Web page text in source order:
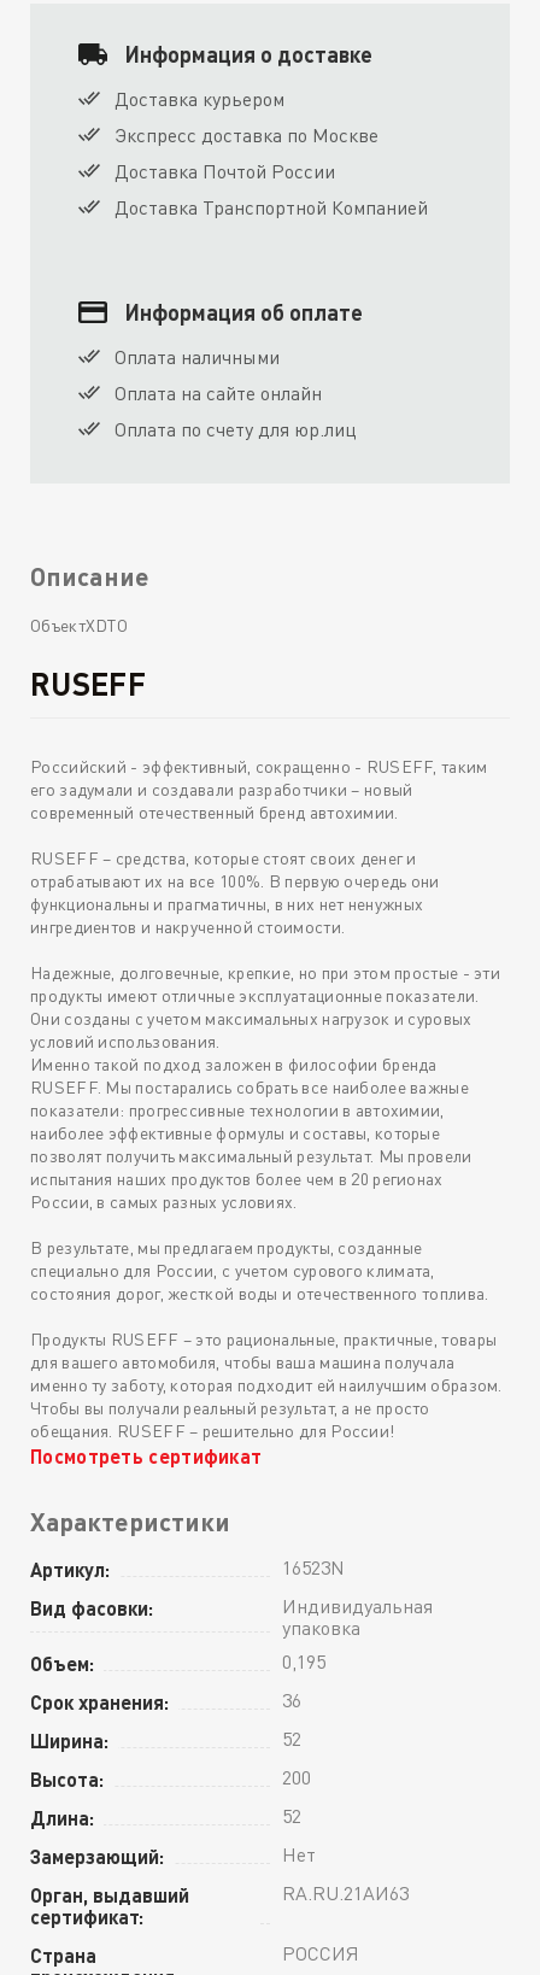
Информация о доставке
Доставка курьером
Экспресс доставка по Москве
Доставка Почтой России
Доставка Транспортной Компанией
Информация об оплате
Оплата наличными
Оплата на сайте онлайн
Оплата по счету для юр.лиц
Описание
ОбъектXDTO
RUSEFF
Российский - эффективный, сокращенно - RUSEFF, таким
его задумали и создавали разработчики – новый
современный отечественный бренд автохимии.
RUSEFF – средства, которые стоят своих денег и
отрабатывают их на все 100%. В первую очередь они
функциональны и прагматичны, в них нет ненужных
ингредиентов и накрученной стоимости.
Надежные, долговечные, крепкие, но при этом простые - эти
продукты имеют отличные эксплуатационные показатели.
Они созданы с учетом максимальных нагрузок и суровых
условий использования.
Именно такой подход заложен в философии бренда
RUSEFF. Мы постарались собрать все наиболее важные
показатели: прогрессивные технологии в автохимии,
наиболее эффективные формулы и составы, которые
позволят получить максимальный результат. Мы провели
испытания наших продуктов более чем в 20 регионах
России, в самых разных условиях.
В результате, мы предлагаем продукты, созданные
специально для России, с учетом сурового климата,
состояния дорог, жесткой воды и отечественного топлива.
Продукты RUSEFF – это рациональные, практичные, товары
для вашего автомобиля, чтобы ваша машина получала
именно ту заботу, которая подходит ей наилучшим образом.
Чтобы вы получали реальный результат, а не просто
обещания. RUSEFF – решительно для России!
Посмотреть сертификат
Характеристики
Артикул: 16523N
Вид фасовки:
Индивидуальная
упаковка
Объем: 0,195
Срок хранения: 36
Ширина: 52
Высота: 200
Длина: 52
Замерзающий: Нет
Орган, выдавший
сертификат:
RA.RU.21АИ63
Страна
РОССИЯ